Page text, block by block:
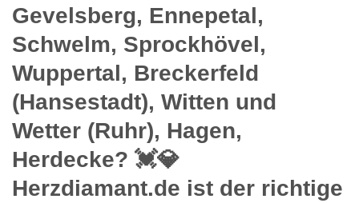
Gevelsberg, Ennepetal,
Schwelm, Sprockhövel,
Wuppertal, Breckerfeld
(Hansestadt), Witten und
Wetter (Ruhr), Hagen,
Herdecke? 💓️💎
Herzdiamant.de ist der richtige